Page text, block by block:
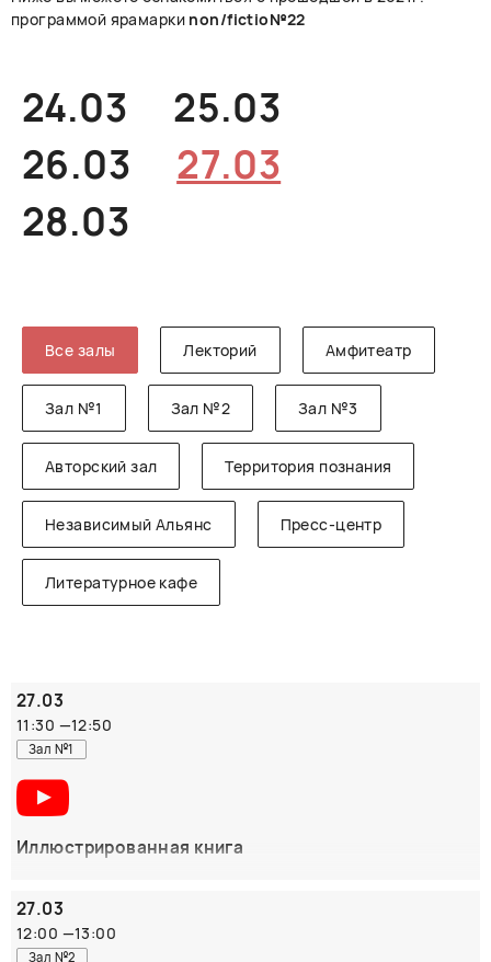
РУССКИЙ ENGLISH CHINESE
программой ярамарки non/fictio№22
24.03
25.03
26.03
27.03
28.03
Все залы Лекторий Амфитеатр
Зал №1 Зал №2 Зал №3
Авторский зал Территория познания
Независимый Альянс Пресс-центр
Литературное кафе
27.03
11:30 —12:50
Зал №1
Иллюстрированная книга
ОРГАНИЗАТОР:
ПРОГРАММА ИЛЛЮСТРАТОРОВ «ДНК КНИГИ»
27.03
12:00 —13:00
Зал №2